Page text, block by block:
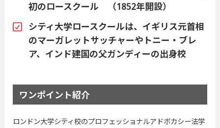
初のロースクール （1852年開設）
シティ大学ロースクールは、イギリス元首相
のマーガレットサッチャーやトニー・ブレ
ア、インド建国の父ガンディーの出身校
ワンポイント紹介
ロンドン大学シティ校のプロフェッショナルアドボカシー法学